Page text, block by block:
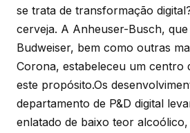
se trata de transformação
cerveja. A Anheuser-Busch,
Budweiser, bem como outras
Corona, estabeleceu um centro
este propósito.Os
departamento de P&D digital
enlatado de baixo teor